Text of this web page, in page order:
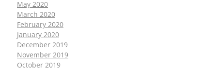
May 2020
March 2020
February 2020
January 2020
December 2019
November 2019
October 2019